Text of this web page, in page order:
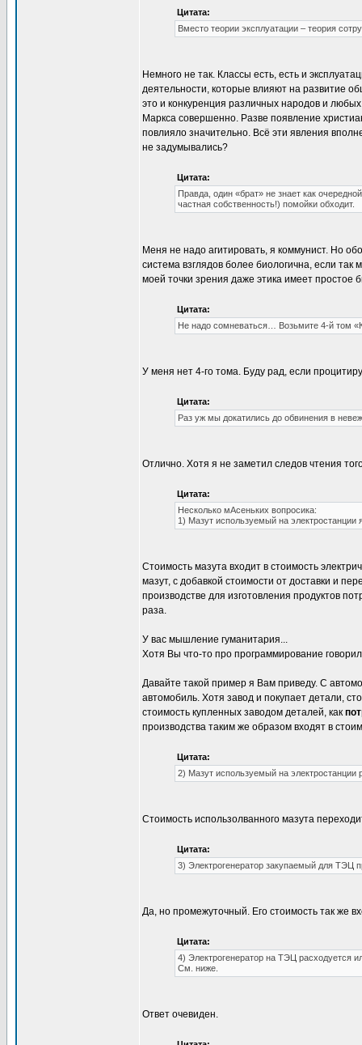
Цитата:
Вместо теории эксплуатации – теория
Немного не так. Классы есть, есть и
деятельности, которые влияют на развитие
это и конкуренция различных народов и
Маркса совершенно. Разве появление
повлияло значительно. Всё эти явления
не задумывались?
Цитата:
Правда, один «брат» не знает как
частная собственность!) помойки обходит.
Меня не надо агитировать, я коммунист. Но
система взглядов более биологична, если
моей точки зрения даже этика имеет простое
Цитата:
Не надо сомневаться… Возьмите 4-й том
У меня нет 4-го тома. Буду рад, если
Цитата:
Раз уж мы докатились до обвинения в
Отлично. Хотя я не заметил следов чтения
Цитата:
Несколько мАсеньких вопросика:
1) Мазут используемый на электростанции
Стоимость мазута входит в стоимость
мазут, с добавкой стоимости от доставки и
производстве для изготовления продуктов
раза.
У вас мышление гуманитария...
Хотя Вы что-то про программирование
Давайте такой пример я Вам приведу. С
автомобиль. Хотя завод и покупает детали,
стоимость купленных заводом деталей, как
производства таким же образом входят в
Цитата:
2) Мазут используемый на электростанции
Cтоимость использолванного мазута
Цитата:
3) Электрогенератор закупаемый для ТЭЦ
Да, но промежуточный. Его стоимость так же
Цитата:
4) Электрогенератор на ТЭЦ расходуется
См. ниже.
Ответ очевиден.